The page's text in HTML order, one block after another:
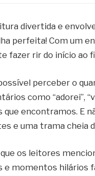
divertida e
perfeita! Com um
fazer rir do início ao
perceber o
como “adorei”,
que encontramos. E
e uma trama cheia
os leitores
e momentos hilários